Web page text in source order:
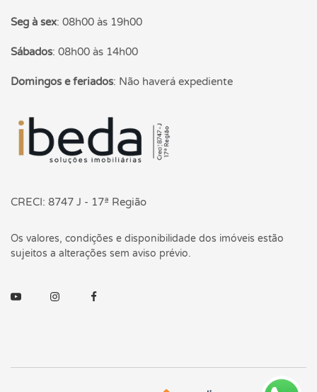
Seg à sex: 08h00 às 19h00
Sábados: 08h00 às 14h00
Domingos e feriados: Não haverá expediente
Página inicial
CRECI: 8747 J - 17ª Região
Os valores, condições e disponibilidade dos imóveis estão
sujeitos a alterações sem aviso prévio.
YoutubeInstagramFacebook